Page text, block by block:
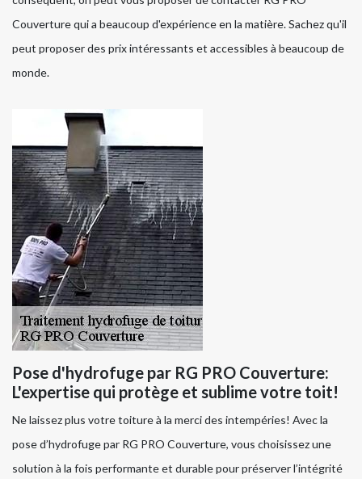
Couverture qui a beaucoup d'expérience en la matière. Sachez qu'il
peut proposer des prix intéressants et accessibles à beaucoup de
monde.
Pose d'hydrofuge par RG PRO Couverture:
L'expertise qui protège et sublime votre toit!
Ne laissez plus votre toiture à la merci des intempéries! Avec la
pose d’hydrofuge par RG PRO Couverture, vous choisissez une
solution à la fois performante et durable pour préserver l’intégrité